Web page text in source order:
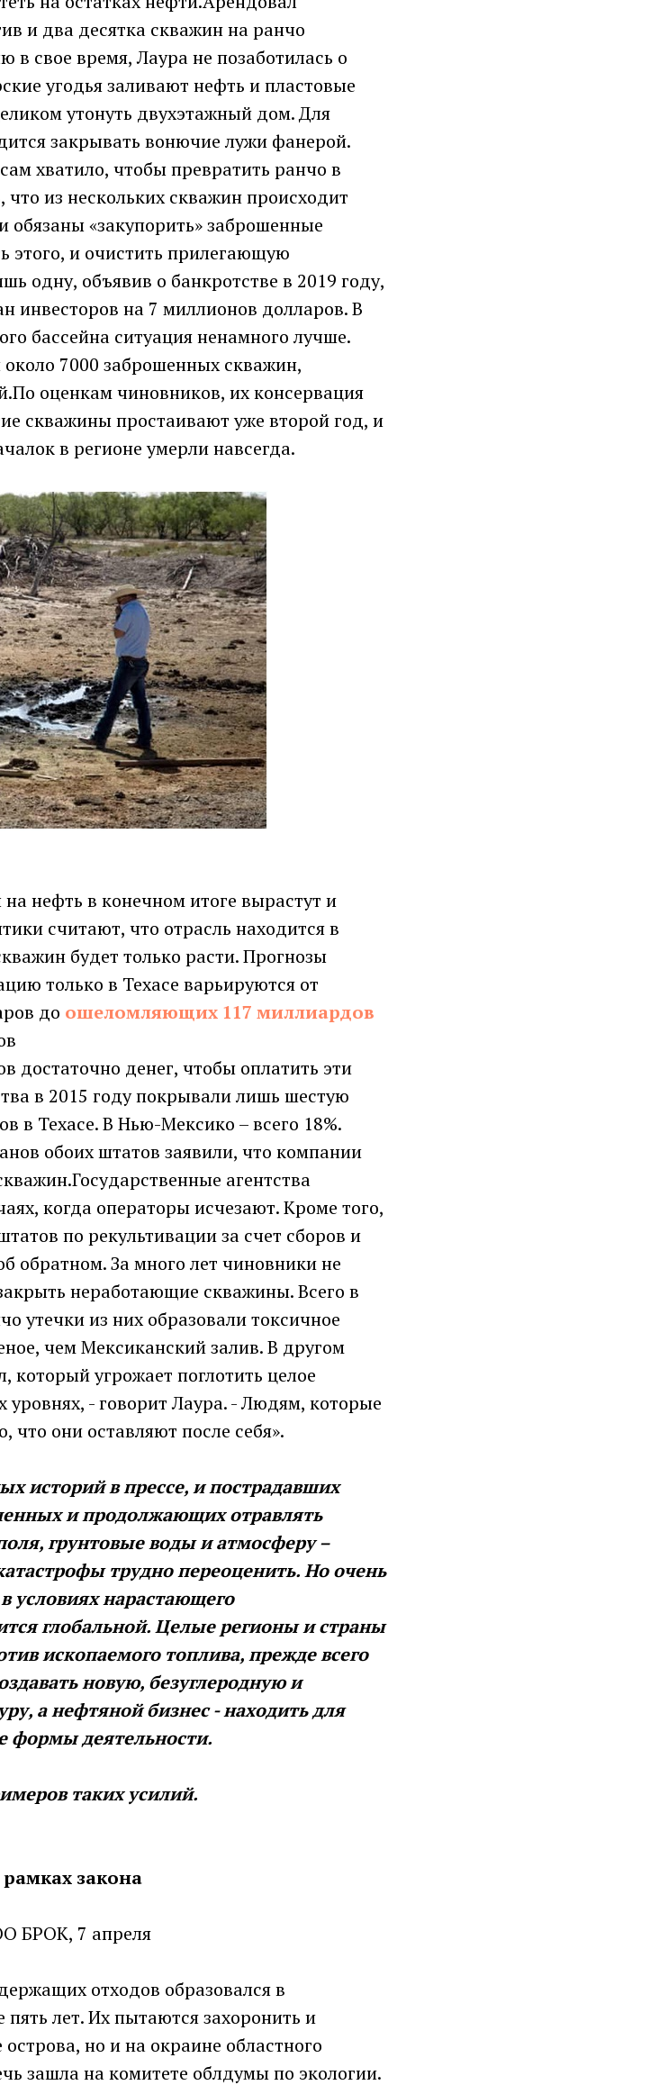
и два десятка скважин на ранчо
в свое время, Лаура не позаботилась о
угодья заливают нефть и пластовые
утонуть двухэтажный дом. Для
закрывать вонючие лужи фанерой.
хватило, чтобы превратить ранчо в
из нескольких скважин происходит
обязаны «закупорить» заброшенные
этого, и очистить прилегающую
одну, объявив о банкротстве в 2019 году,
инвесторов на 7 миллионов долларов. В
бассейна ситуация ненамного лучше.
7000 заброшенных скважин,
оценкам чиновников, их консервация
скважины простаивают уже второй год, и
в регионе умерли навсегда.
нефть в конечном итоге вырастут и
считают, что отрасль находится в
будет только расти. Прогнозы
только в Техасе варьируются от
до ошеломляющих 117 миллиардов
достаточно денег, чтобы оплатить эти
в 2015 году покрывали лишь шестую
в Техасе. В Нью-Мексико – всего 18%.
обоих штатов заявили, что компании
агентства
когда операторы исчезают. Кроме того,
по рекультивации за счет сборов и
обратном. За много лет чиновники не
неработающие скважины. Всего в
утечки из них образовали токсичное
чем Мексиканский залив. В другом
который угрожает поглотить целое
уровнях, - говорит Лаура. - Людям, которые
что они оставляют после себя».
историй в прессе, и пострадавших
и продолжающих отравлять
грунтовые воды и атмосферу –
трудно переоценить. Но очень
условиях нарастающего
глобальной. Целые регионы и страны
ископаемого топлива, прежде всего
новую, безуглеродную и
а нефтяной бизнес - находить для
формы деятельности.
таких усилий.
закона
БРОК, 7 апреля
отходов образовался в
лет. Их пытаются захоронить и
но и на окраине областного
зашла на комитете облдумы по экологии.